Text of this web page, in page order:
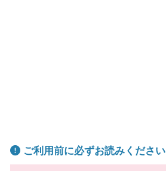
ご利用前に必ずお読みください